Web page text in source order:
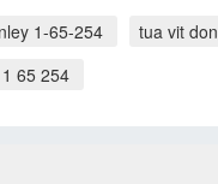
1-65-254 tua vit
65 254